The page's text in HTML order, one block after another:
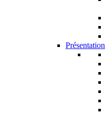
Présentation